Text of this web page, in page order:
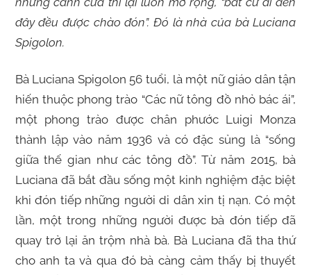
đây đều được chào đón”. Đó là nhà của bà Luciana
Spigolon.
Bà Luciana Spigolon 56 tuổi, là một nữ giáo dân tận
hiến thuộc phong trào “Các nữ tông đồ nhỏ bác ái”,
một phong trào được chân phước Luigi Monza
thành lập vào năm 1936 và có đặc sủng là “sống
giữa thế gian như các tông đồ”. Từ năm 2015, bà
Luciana đã bắt đầu sống một kinh nghiệm đặc biệt
khi đón tiếp những người di dân xin tị nạn. Có một
lần, một trong những người được bà đón tiếp đã
quay trở lại ăn trộm nhà bà. Bà Luciana đã tha thứ
cho anh ta và qua đó bà càng cảm thấy bị thuyết